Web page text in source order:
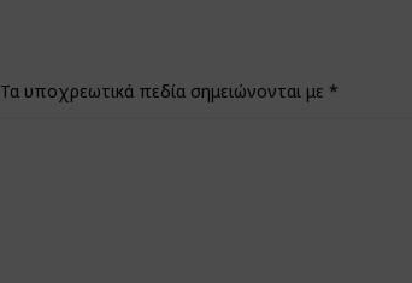
Τα υποχρεωτικά πεδία σημειώνονται με *